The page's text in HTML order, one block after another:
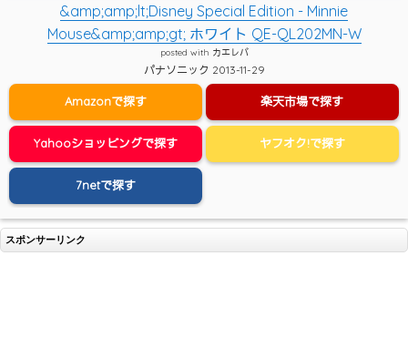
&amp;amp;lt;Disney Special Edition - Minnie
Mouse&amp;amp;gt; ホワイト QE-QL202MN-W
posted with カエレバ
パナソニック 2013-11-29
Amazonで探す 楽天市場で探す
Yahooショッピングで探す ヤフオク!で探す
7netで探す
スポンサーリンク